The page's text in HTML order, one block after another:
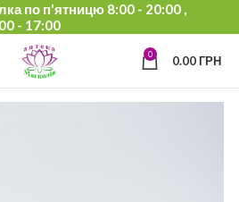
по п'ятницю 8:00 - 20:00 ,
- 17:00
0 0.00ГРН